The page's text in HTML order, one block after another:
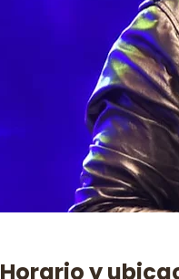
Horario y